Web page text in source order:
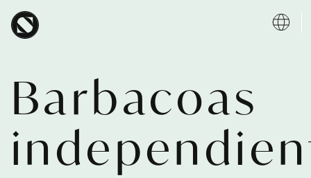
Skip to main content
Barbacoas